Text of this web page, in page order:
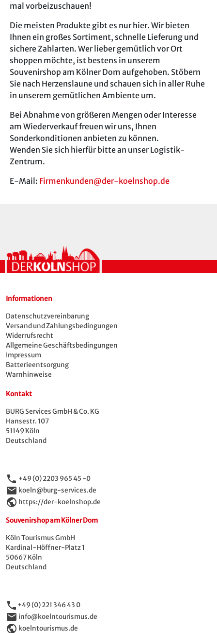
mal vorbeizuschauen!
Die meisten Produkte gibt es nur hier. Wir bieten
Ihnen ein großes Sortiment, schnelle Lieferung und
sichere Zahlarten. Wer lieber gemütlich vor Ort
shoppen möchte, ist bestens in unserem
Souvenirshop am Kölner Dom aufgehoben. Stöbern
Sie nach Herzenslaune und schauen sich in aller Ruhe
in unserem gemütlichen Ambiente um.
Bei Abnahme von größeren Mengen oder Interesse
am Wiederverkauf freuen wir uns, Ihnen
Sonderkonditionen anbieten zu können.
Wenden Sie sich hierfür bitte an unser Logistik-
Zentrum.
E-Mail: Firmenkunden@der-koelnshop.de
Informationen
Datenschutzvereinbarung
Versand und Zahlungsbedingungen
Widerrufsrecht
Allgemeine Geschäftsbedingungen
Impressum
Batterieentsorgung
Warnhinweise
Kontakt
BURG Services GmbH & Co. KG
Hansestr. 107
51149 Köln
Deutschland
phone +49 (0) 2203 965 45 -0
email koeln@burg-services.de
public https://der-koelnshop.de
Souvenirshop am Kölner Dom
Köln Tourismus GmbH
Kardinal-Höffner-Platz 1
50667 Köln
Deutschland
phone +49 (0) 221 346 43 0
email info@koelntourismus.de
public koelntourismus.de